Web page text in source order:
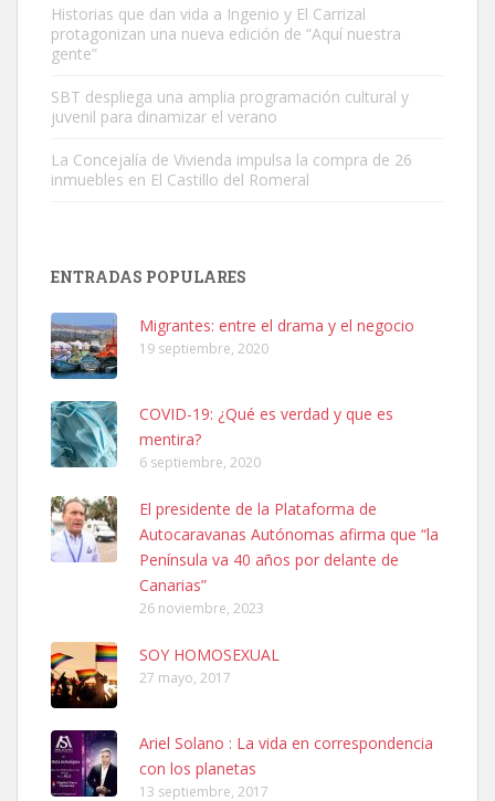
Este gato macho ha aparecido en la calle hace menos de un mes,
es muy manso y extremadamente cari...
Leales.org » Gran Canaria
Leales.org » Gran Canaria
SHIBA PERDIDO AVDA JOSE MESA Y LOPEZ
PERRO MACHO RAZA SHIBA CON MICROCHIP PERDIDO HOY
06/07/2025 ZONA MESA Y LOPEZ. ES MUY ASUSTADIZO
Leales.org » Gran Canaria
6.7.2025
Ninfa perdida
El día 5 se los perdió una ninfa papillera, asustada tiene miedo a la
Historias que dan vida a Ingenio y El Carrizal
protagonizan una nueva edición de “Aquí nuestra
gente”
SBT despliega una amplia programación cultural y
juvenil para dinamizar el verano
La Concejalía de Vivienda impulsa la compra de 26
inmuebles en El Castillo del Romeral
ENTRADAS POPULARES
Migrantes: entre el drama y el negocio
19 septiembre, 2020
COVID-19: ¿Qué es verdad y que es
mentira?
6 septiembre, 2020
El presidente de la Plataforma de
Autocaravanas Autónomas afirma que “la
Península va 40 años por delante de
Canarias”
26 noviembre, 2023
SOY HOMOSEXUAL
27 mayo, 2017
Ariel Solano : La vida en correspondencia
con los planetas
13 septiembre, 2017